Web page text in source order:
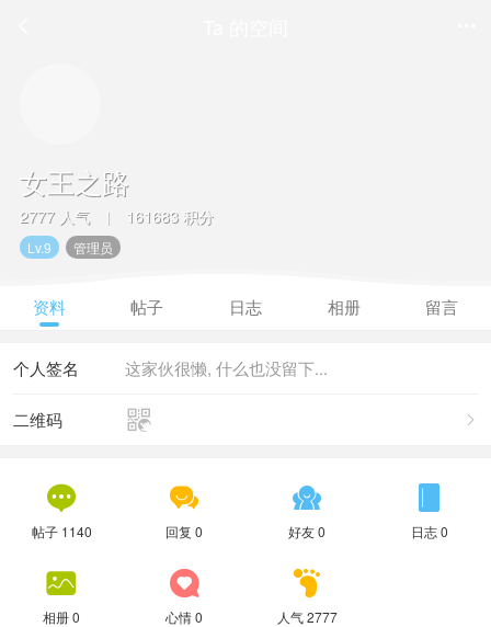
女王之路
2777 人气 | 161683 积分
Lv.9 管理员
资料 帖子 日志 相册 留言
这家伙很懒, 什么也没留下...
个人签名


二维码

帖子 1140

回复 0

好友 0

日志 0

相册 0

心情 0

人气 2777